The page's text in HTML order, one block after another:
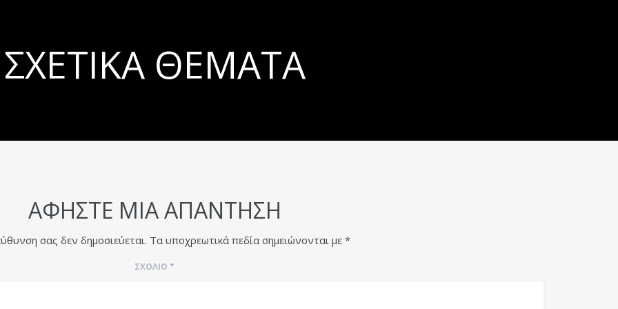
ΣΧΕΤΙΚΆ ΘΈΜΑΤΑ
ΑΦΉΣΤΕ ΜΙΑ ΑΠΆΝΤΗΣΗ
σας δεν δημοσιεύεται. Τα υποχρεωτικά πεδία σημειώνονται με *
ΣΧΌΛΙΟ *